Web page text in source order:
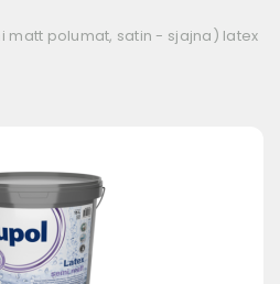
matt polumat, satin - sjajna) latex